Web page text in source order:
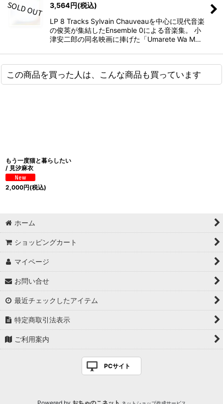
3,564円(税込)
LP 8 Tracks Sylvain Chauveauを中心に現代音楽
の俊英が集結したEnsemble 0による音楽集。 小
津安二郎の同名映画に捧げた「Umarete Wa M…
この商品を買った人は、こんな商品も買っています
もう一度猫と暮らしたい
/ 見汐麻衣
2,000円(税込)
ホーム
ショッピングカート
マイページ
お問い合せ
最近チェックしたアイテム
特定商取引法表示
ご利用案内
PCサイト